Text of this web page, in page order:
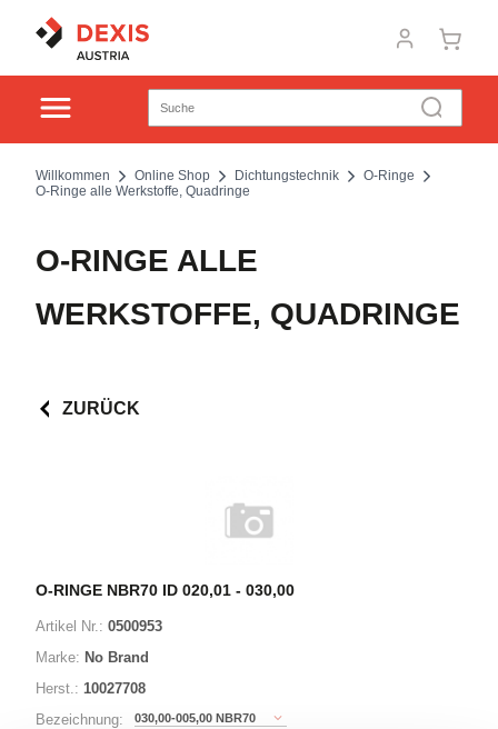
Willkommen Online Shop Dichtungstechnik
O-Ringe
O-Ringe alle Werkstoffe, Quadringe
O-RINGE ALLE
WERKSTOFFE, QUADRINGE
ZURÜCK
O-RINGE NBR70 ID 020,01 - 030,00
Artikel Nr.: 0500953
Marke: No Brand
Herst.: 10027708
Bezeichnung:
030,00-005,00 NBR70